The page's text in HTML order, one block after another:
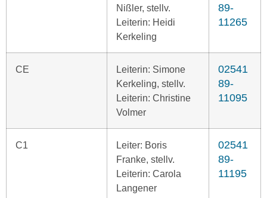
Nißler, stellv.
Leiterin: Heidi
Kerkeling
89-
11265
CE
Leiterin: Simone
Kerkeling, stellv.
Leiterin: Christine
Volmer
02541
89-
11095
C1
Leiter: Boris
Franke, stellv.
Leiterin: Carola
Langener
02541
89-
11195